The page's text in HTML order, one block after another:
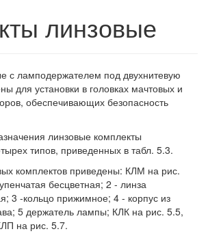
линзовые
с ламподержателем под двухнитевую
для установки в головках мачтовых и
обеспечивающих безопасность
линзовые комплекты
типов, приведенных в табл. 5.3.
комплектов приведены: КЛМ на рис.
бесцветная; 2 - линза
3 -кольцо прижимное; 4 - корпус из
5 держатель лампы; КЛК на рис. 5.5,
на рис. 5.7.